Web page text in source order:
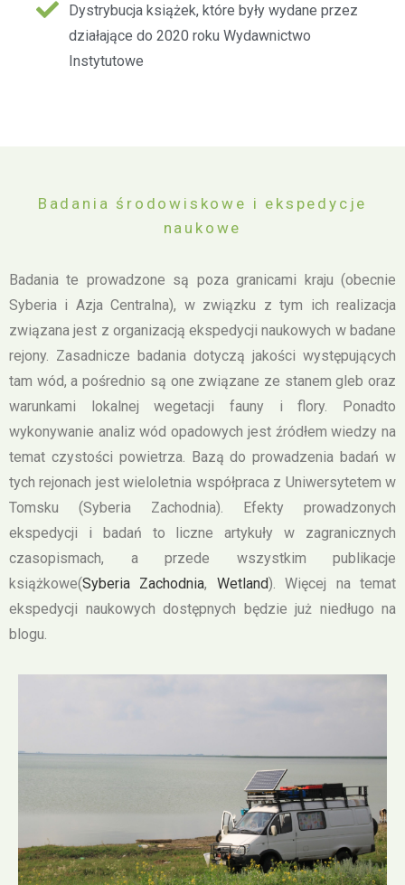
Dystrybucja książek, które były wydane przez
działające do 2020 roku Wydawnictwo
Instytutowe
Badania środowiskowe i ekspedycje
naukowe
Badania te prowadzone są poza granicami kraju (obecnie
Syberia i Azja Centralna), w związku z tym ich realizacja
związana jest z organizacją ekspedycji naukowych w badane
rejony. Zasadnicze badania dotyczą jakości występujących
tam wód, a pośrednio są one związane ze stanem gleb oraz
warunkami lokalnej wegetacji fauny i flory. Ponadto
wykonywanie analiz wód opadowych jest źródłem wiedzy na
temat czystości powietrza. Bazą do prowadzenia badań w
tych rejonach jest wieloletnia współpraca z Uniwersytetem w
Tomsku (Syberia Zachodnia). Efekty prowadzonych
ekspedycji i badań to liczne artykuły w zagranicznych
czasopismach, a przede wszystkim publikacje
książkowe(Syberia Zachodnia, Wetland). Więcej na temat
ekspedycji naukowych dostępnych będzie już niedługo na
blogu.